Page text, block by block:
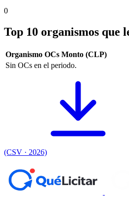
0
Top 10 organismos que
Organismo OCs Monto (CLP)
Sin OCs en el periodo.
(CSV · 2026)